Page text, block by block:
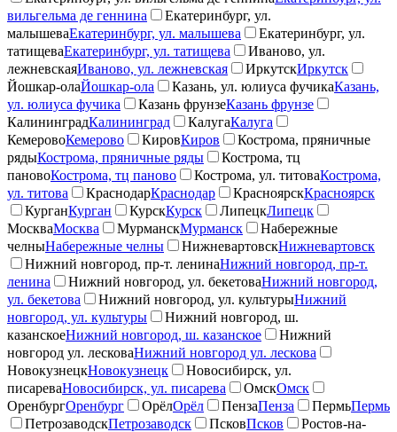
вильгельма де геннина
Екатеринбург, ул.
малышеваЕкатеринбург, ул. малышева
Екатеринбург, ул.
татищеваЕкатеринбург, ул. татищева
Иваново, ул.
лежневскаяИваново, ул. лежневская ИркутскИркутск
Йошкар-олаЙошкар-ола Казань, ул. юлиуса фучикаКазань,
ул. юлиуса фучика
Казань фрунзеКазань фрунзе
КалининградКалининград КалугаКалуга
КемеровоКемерово КировКиров
Кострома, пряничные
рядыКострома, пряничные ряды
Кострома, тц
пановоКострома, тц паново Кострома, ул. титоваКострома,
ул. титова
КраснодарКраснодар КрасноярскКрасноярск
КурганКурган КурскКурск ЛипецкЛипецк
МоскваМосква МурманскМурманск
Набережные
челныНабережные челны НижневартовскНижневартовск
Нижний новгород, пр-т. ленинаНижний новгород, пр-т.
ленина
Нижний новгород, ул. бекетоваНижний новгород,
ул. бекетова
Нижний новгород, ул. культурыНижний
новгород, ул. культуры
Нижний новгород, ш.
казанскоеНижний новгород, ш. казанское
Нижний
новгород ул. лесковаНижний новгород ул. лескова
НовокузнецкНовокузнецк
Новосибирск, ул.
писареваНовосибирск, ул. писарева ОмскОмск
ОренбургОренбург ОрёлОрёл ПензаПенза ПермьПермь
ПетрозаводскПетрозаводск ПсковПсков
Ростов-на-